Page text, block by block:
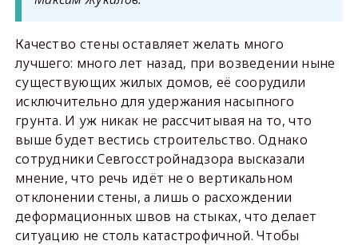
Качество стены оставляет желать много
лучшего: много лет назад, при возведении ныне
существующих жилых домов, её соорудили
исключительно для удержания насыпного
грунта. И уж никак не рассчитывая на то, что
выше будет вестись строительство. Однако
сотрудники Севгосстройнадзора высказали
мнение, что речь идёт не о вертикальном
отклонении стены, а лишь о расхождении
деформационных швов на стыках, что делает
ситуацию не столь катастрофичной. Чтобы